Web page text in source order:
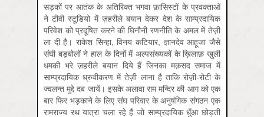
सड़कों पर आतंक के अतिरिक्त भगवा फ़ासिस्टों के प्रवक्ताओं
ने टीवी स्टूडियो में ज़हरीले बयान देकर देश के साम्प्रदायिक
परिवेश को प्रदूषित करने की घिनौनी रणनीति के अमल में तेज़ी
ला दी है। राकेश सिन्हा, विनय कटियार, ज्ञानदेव आहूजा जैसे
संघी बड़बोलों ने हाल के दिनों में अल्पसंख्यकों के ख़ि‍लाफ़ खुली
धमकी भरे ज़हरीले बयान दिये हैं जिनका मक़सद समाज में
साम्प्रदायिक ध्रुवीकरण में तेज़ी लाना है ताकि रोज़ी-रोटी के
ज्वलन्त मुद्दे दब जायें। इसके अलावा राम मन्दिर की आग को एक
बार फिर भड़काने के लिए संघ परिवार के अनुषंगिक संगठन एक
रामराज्य रथ यात्रा चला रहे हैं जो साम्प्रदायिक धुँआ छोड़ती